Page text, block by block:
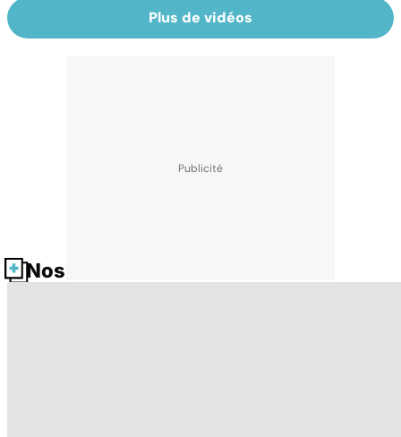
Plus de vidéos
Nos fiches santé